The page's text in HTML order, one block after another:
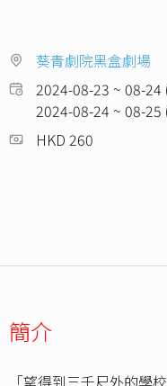
葵青劇院黑盒劇場
2024-08-23 ~ 08-24
2024-08-24 ~ 08-25
HKD 260
簡介
「望得到三千尺外的